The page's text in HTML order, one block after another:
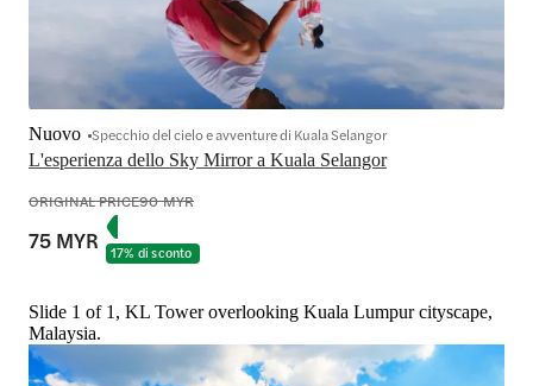
L'esperienza dello Sky Mirror a Kuala Selangor
Nuovo Specchio del cielo e avventure di Kuala Selangor
ORIGINAL PRICE90 MYR
75 MYR 17% di sconto
Slide 1 of 1, KL Tower overlooking Kuala Lumpur cityscape,
Malaysia.